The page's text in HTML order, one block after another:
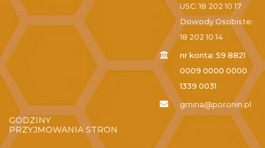
USC: 18 202 10 17
Dowody Osobiste:
18 202 10 14
nr konta: 59 8821
0009 0000 0000
1339 0031
gmina@poronin.pl
GODZINY
PRZYJMOWANIA STRON